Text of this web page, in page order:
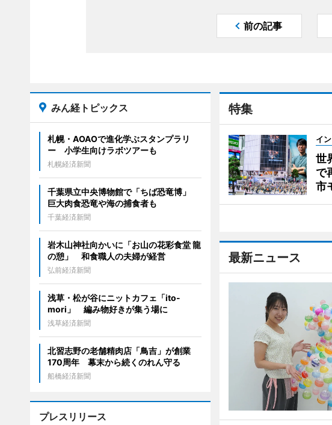
前の記事
特集
イ
世
で
市
最新ニュース
みん経トピックス
札幌・AOAOで進化学ぶスタンプラリ
ー 小学生向けラボツアーも
札幌経済新聞
千葉県立中央博物館で「ちば恐竜博」
巨大肉食恐竜や海の捕食者も
千葉経済新聞
岩木山神社向かいに「お山の花彩食堂 龍
の憩」 和食職人の夫婦が経営
弘前経済新聞
浅草・松が谷にニットカフェ「ito-
mori」 編み物好きが集う場に
浅草経済新聞
北習志野の老舗精肉店「鳥吉」が創業
170周年 幕末から続くのれん守る
船橋経済新聞
プレスリリース